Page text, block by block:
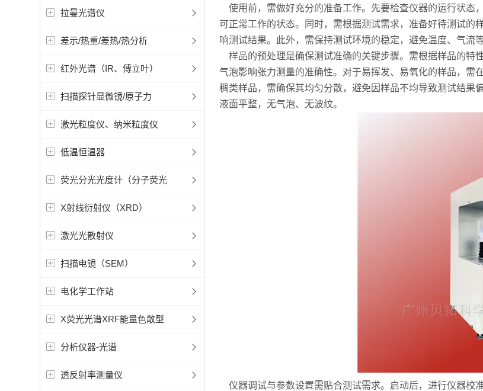
拉曼光谱仪
差示/热重/差热/热分析
红外光谱（IR、傅立叶）
扫描探针显微镜/原子力
激光粒度仪、纳米粒度仪
低温恒温器
荧光分光光度计（分子荧光
X射线衍射仪（XRD）
激光光散射仪
扫描电镜（SEM）
电化学工作站
X荧光光谱XRF能量色散型
分析仪器-光谱
透反射率测量仪
使用前，需做好充分的准备工作。先要检查仪器的运行状态
可正常工作的状态。同时，需根据测试需求，准备好待测试
响测试结果。此外，需保持测试环境的稳定，避免温度、气流
样品的预处理是确保测试准确的关键步骤。需根据样品的特
气泡影响张力测量的准确性。对于易挥发、易氧化的样品，
稠类样品，需确保其均匀分散，避免因样品不均导致测试结果
液面平整，无气泡、无波纹。
仪器调试与参数设置需贴合测试需求。启动后，进行仪器校